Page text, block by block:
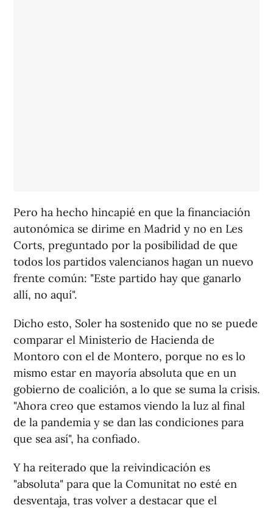
Pero ha hecho hincapié en que la financiación
autonómica se dirime en Madrid y no en Les
Corts, preguntado por la posibilidad de que
todos los partidos valencianos hagan un nuevo
frente común: "Este partido hay que ganarlo
allí, no aquí".
Dicho esto, Soler ha sostenido que no se puede
comparar el Ministerio de Hacienda de
Montoro con el de Montero, porque no es lo
mismo estar en mayoría absoluta que en un
gobierno de coalición, a lo que se suma la crisis.
"Ahora creo que estamos viendo la luz al final
de la pandemia y se dan las condiciones para
que sea así", ha confiado.
Y ha reiterado que la reivindicación es
"absoluta" para que la Comunitat no esté en
desventaja, tras volver a destacar que el